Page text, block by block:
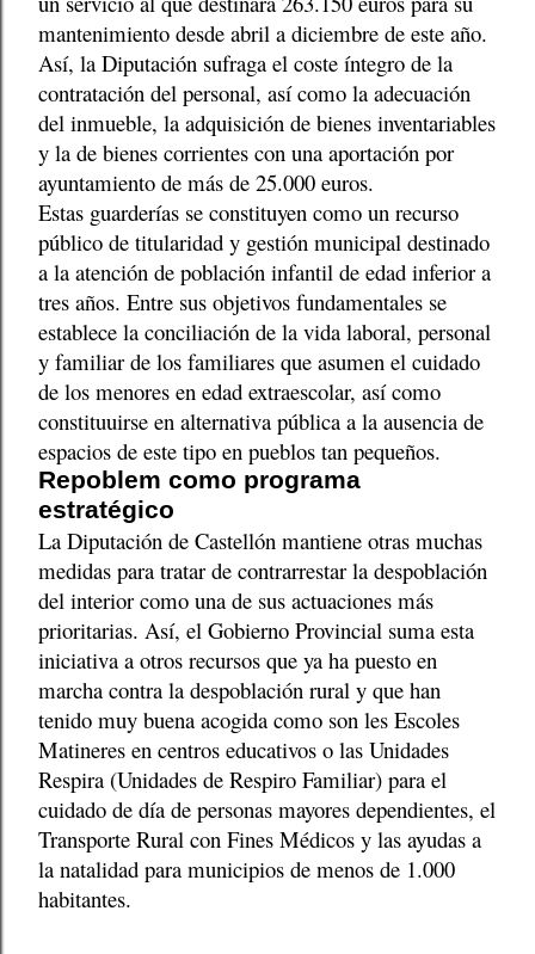
mantenimiento desde abril a diciembre de este año.
Así, la Diputación sufraga el coste íntegro de la
contratación del personal, así como la adecuación
del inmueble, la adquisición de bienes inventariables
y la de bienes corrientes con una aportación por
ayuntamiento de más de 25.000 euros.
Estas guarderías se constituyen como un recurso
público de titularidad y gestión municipal destinado
a la atención de población infantil de edad inferior a
tres años. Entre sus objetivos fundamentales se
establece la conciliación de la vida laboral, personal
y familiar de los familiares que asumen el cuidado
de los menores en edad extraescolar, así como
constituuirse en alternativa pública a la ausencia de
espacios de este tipo en pueblos tan pequeños.
Repoblem como programa
estratégico
La Diputación de Castellón mantiene otras muchas
medidas para tratar de contrarrestar la despoblación
del interior como una de sus actuaciones más
prioritarias. Así, el Gobierno Provincial suma esta
iniciativa a otros recursos que ya ha puesto en
marcha contra la despoblación rural y que han
tenido muy buena acogida como son les Escoles
Matineres en centros educativos o las Unidades
Respira (Unidades de Respiro Familiar) para el
cuidado de día de personas mayores dependientes, el
Transporte Rural con Fines Médicos y las ayudas a
la natalidad para municipios de menos de 1.000
habitantes.